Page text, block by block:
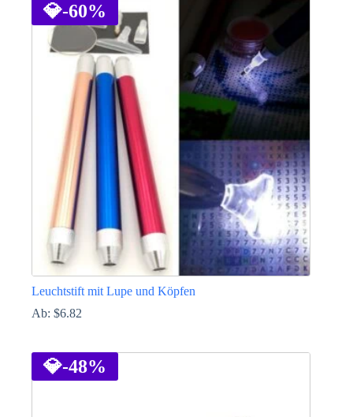
💎-60%
Leuchtstift mit Lupe und Köpfen
Ab: $6.82
Produkt
weist
mehrere
💎-48%